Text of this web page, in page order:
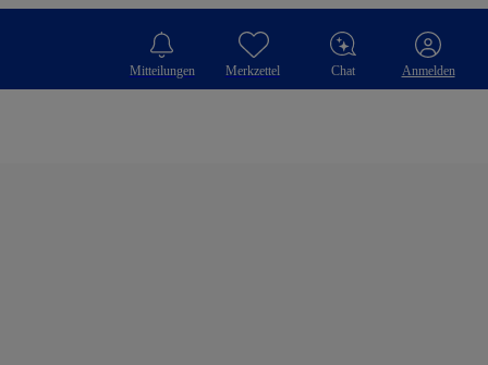
Mitteilungen Merkzettel Chat Anmelden